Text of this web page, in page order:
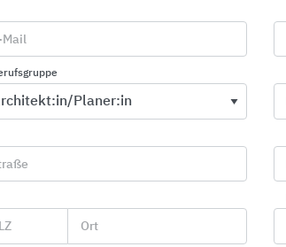
Mail
Ort